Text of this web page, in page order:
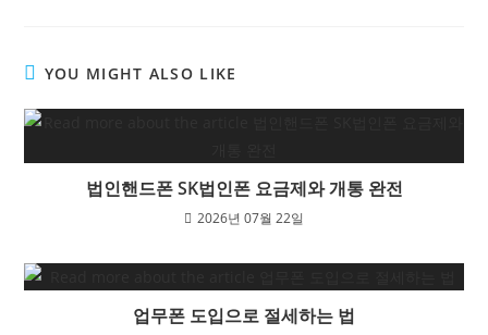
YOU MIGHT ALSO LIKE
법인핸드폰 SK법인폰 요금제와 개통 완전
2026년 07월 22일
업무폰 도입으로 절세하는 법